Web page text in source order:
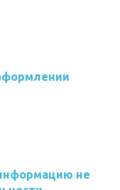
не